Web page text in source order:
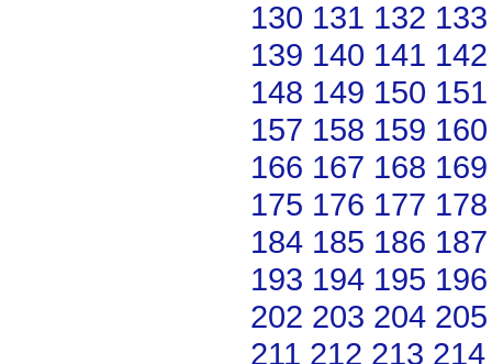
130 131 132 133
139 140 141 142
148 149 150 151
157 158 159 160
166 167 168 169
175 176 177 178
184 185 186 187
193 194 195 196
202 203 204 205
211 212 213 214